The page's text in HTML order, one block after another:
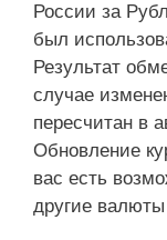
России за
был
Результат
случае
пересчитан в
Обновление
вас есть
другие